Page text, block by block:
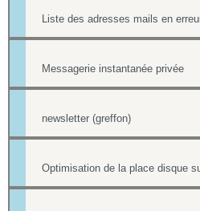
Messagerie instantanée privée
newsletter (greffon)